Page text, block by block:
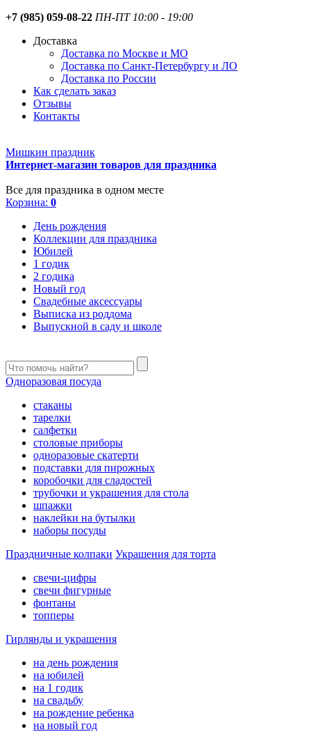
+7 (985) 059-08-22 ПН-ПТ 10:00 - 19:00
Доставка
Доставка по Москве и МО
Доставка по Санкт-Петербургу и ЛО
Доставка по России
Как сделать заказ
Отзывы
Контакты
Мишкин праздник
Интернет-магазин товаров для праздника
Все для праздника в одном месте
Корзина: 0
День рождения
Коллекции для праздника
Юбилей
1 годик
2 годика
Новый год
Свадебные аксессуары
Выписка из роддома
Выпускной в саду и школе
Одноразовая посуда
стаканы
тарелки
салфетки
столовые приборы
одноразовые скатерти
подставки для пирожных
коробочки для сладостей
трубочки и украшения для стола
шпажки
наклейки на бутылки
наборы посуды
Праздничные колпаки Украшения для торта
свечи-цифры
свечи фигурные
фонтаны
топперы
Гирлянды и украшения
на день рождения
на юбилей
на 1 годик
на свадьбу
на рождение ребенка
на новый год